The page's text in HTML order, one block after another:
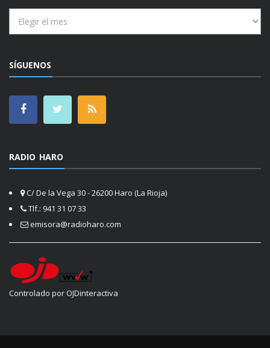
SÍGUENOS
RADIO HARO
C/ De la Vega 30 - 26200 Haro (La Rioja)
Tlf.: 941 31 07 33
emisora@radioharo.com
Controlado por OJDinteractiva